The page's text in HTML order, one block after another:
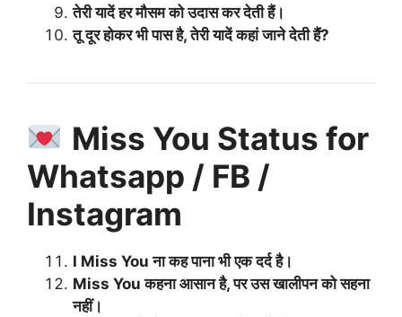
तेरी यादें हर मौसम को उदास कर देती हैं।
तू दूर होकर भी पास है, तेरी यादें कहां जाने देती हैं?
Miss You Status for
Whatsapp / FB /
Instagram
I Miss You ना कह पाना भी एक दर्द है।
Miss You कहना आसान है, पर उस खालीपन को सहना
नहीं।